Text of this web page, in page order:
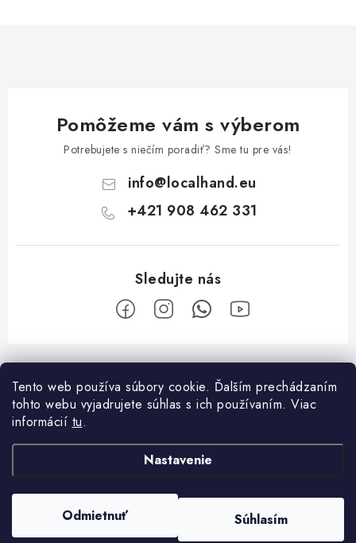
Tento web používa súbory cookie. Ďalším prechádzaním
tohto webu vyjadrujete súhlas s ich používaním. Viac
informácií tu.
Nastavenie
Odmietnuť Súhlasím
Pomôžeme vám s výberom
Potrebujete s niečím poradiť? Sme tu pre vás!
info@localhand.eu
+421 908 462 331
Z
á
Facebook
O nákupe
Reklamačný poriadok
Všeobecné obchodné podmienky
O spoločnosti
O nás
Vytvoril Shoptet
Copyright 2026 . Všetky práva vyhradené.